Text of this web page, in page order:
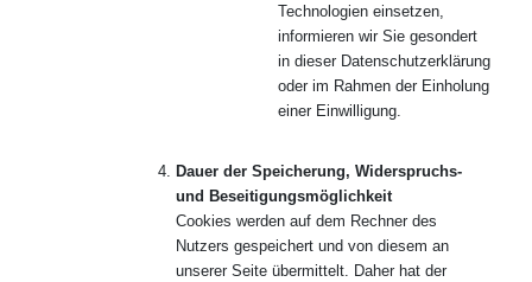
Technologien einsetzen,
informieren wir Sie gesondert
in dieser Datenschutzerklärung
oder im Rahmen der Einholung
einer Einwilligung.
Dauer der Speicherung, Widerspruchs-
und Beseitigungsmöglichkeit
Cookies werden auf dem Rechner des
Nutzers gespeichert und von diesem an
unserer Seite übermittelt. Daher hat der